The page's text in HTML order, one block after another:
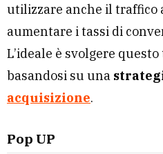
utilizzare anche il traffico
aumentare i tassi di
L’ideale è svolgere
basandosi su una
acquisizione.
Pop UP